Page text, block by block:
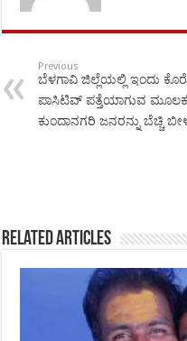
Previous
ಬೆಳಗಾವಿ ಜಿಲ್ಲೆಯಲ್ಲಿ ಇಂದು
ಪಾಸಿಟಿವ್ ಪತ್ತೆಯಾಗುವ ಮೂಲಕ
ಕುಂದಾನಗರಿ ಜನರನ್ನು ಬೆಚ್ಚಿ
Related Articles